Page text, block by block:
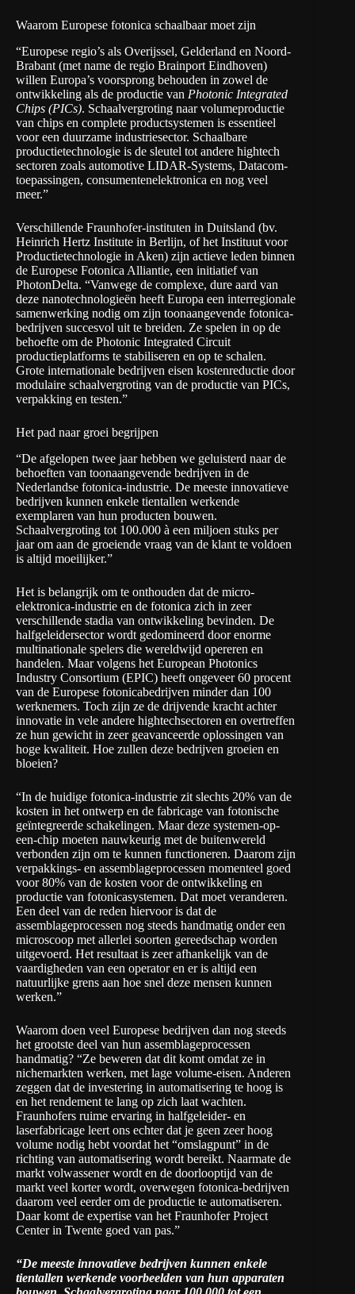
Waarom Europese fotonica schaalbaar moet zijn
“Europese regio’s als Overijssel, Gelderland en Noord-
Brabant (met name de regio Brainport Eindhoven)
willen Europa’s voorsprong behouden in zowel de
ontwikkeling als de productie van Photonic Integrated
Chips (PICs). Schaalvergroting naar volumeproductie
van chips en complete productsystemen is essentieel
voor een duurzame industriesector. Schaalbare
productietechnologie is de sleutel tot andere hightech
sectoren zoals automotive LIDAR-Systems, Datacom-
toepassingen, consumentenelektronica en nog veel
meer.”
Verschillende Fraunhofer-instituten in Duitsland (bv.
Heinrich Hertz Institute in Berlijn, of het Instituut voor
Productietechnologie in Aken) zijn actieve leden binnen
de Europese Fotonica Alliantie, een initiatief van
PhotonDelta. “Vanwege de complexe, dure aard van
deze nanotechnologieën heeft Europa een interregionale
samenwerking nodig om zijn toonaangevende fotonica-
bedrijven succesvol uit te breiden. Ze spelen in op de
behoefte om de Photonic Integrated Circuit
productieplatforms te stabiliseren en op te schalen.
Grote internationale bedrijven eisen kostenreductie door
modulaire schaalvergroting van de productie van PICs,
verpakking en testen.”
Het pad naar groei begrijpen
“De afgelopen twee jaar hebben we geluisterd naar de
behoeften van toonaangevende bedrijven in de
Nederlandse fotonica-industrie. De meeste innovatieve
bedrijven kunnen enkele tientallen werkende
exemplaren van hun producten bouwen.
Schaalvergroting tot 100.000 à een miljoen stuks per
jaar om aan de groeiende vraag van de klant te voldoen
is altijd moeilijker.”
Het is belangrijk om te onthouden dat de micro-
elektronica-industrie en de fotonica zich in zeer
verschillende stadia van ontwikkeling bevinden. De
halfgeleidersector wordt gedomineerd door enorme
multinationale spelers die wereldwijd opereren en
handelen. Maar volgens het European Photonics
Industry Consortium (EPIC) heeft ongeveer 60 procent
van de Europese fotonicabedrijven minder dan 100
werknemers. Toch zijn ze de drijvende kracht achter
innovatie in vele andere hightechsectoren en overtreffen
ze hun gewicht in zeer geavanceerde oplossingen van
hoge kwaliteit. Hoe zullen deze bedrijven groeien en
bloeien?
“In de huidige fotonica-industrie zit slechts 20% van de
kosten in het ontwerp en de fabricage van fotonische
geïntegreerde schakelingen. Maar deze systemen-op-
een-chip moeten nauwkeurig met de buitenwereld
verbonden zijn om te kunnen functioneren. Daarom zijn
verpakkings- en assemblageprocessen momenteel goed
voor 80% van de kosten voor de ontwikkeling en
productie van fotonicasystemen. Dat moet veranderen.
Een deel van de reden hiervoor is dat de
assemblageprocessen nog steeds handmatig onder een
microscoop met allerlei soorten gereedschap worden
uitgevoerd. Het resultaat is zeer afhankelijk van de
vaardigheden van een operator en er is altijd een
natuurlijke grens aan hoe snel deze mensen kunnen
werken.”
Waarom doen veel Europese bedrijven dan nog steeds
het grootste deel van hun assemblageprocessen
handmatig? “Ze beweren dat dit komt omdat ze in
nichemarkten werken, met lage volume-eisen. Anderen
zeggen dat de investering in automatisering te hoog is
en het rendement te lang op zich laat wachten.
Fraunhofers ruime ervaring in halfgeleider- en
laserfabricage leert ons echter dat je geen zeer hoog
volume nodig hebt voordat het “omslagpunt” in de
richting van automatisering wordt bereikt. Naarmate de
markt volwassener wordt en de doorlooptijd van de
markt veel korter wordt, overwegen fotonica-bedrijven
daarom veel eerder om de productie te automatiseren.
Daar komt de expertise van het Fraunhofer Project
Center in Twente goed van pas.”
“De meeste innovatieve bedrijven kunnen enkele
tientallen werkende voorbeelden van hun apparaten